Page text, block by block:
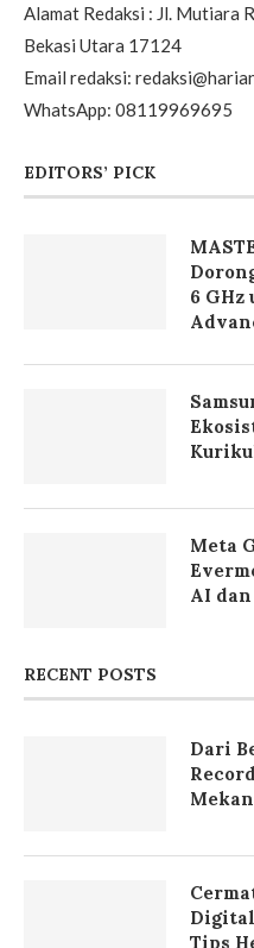
Alamat Redaksi : Jl. Mutiara
Bekasi Utara 17124
Email redaksi:
WhatsApp: 08119969695
EDITORS’ PICK
6 GHz
Meta
AI
RECENT POSTS
Dari
Tips